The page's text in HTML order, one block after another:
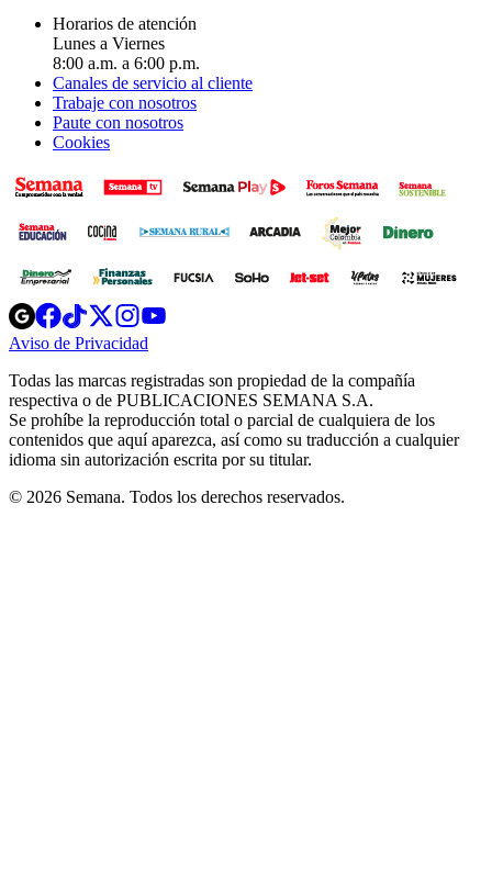
Horarios de atención
Lunes a Viernes
8:00 a.m. a 6:00 p.m.
Canales de servicio al cliente
Trabaje con nosotros
Paute con nosotros
Cookies
Opens
in
new
Opens
in
new
Opens
in
new
window
Opens
new
windowwindow
Aviso de Privacidad
new
window
Todas las marcas registradas son propiedad de la compañía
respectiva o de PUBLICACIONES SEMANA S.A.
Se prohíbe la reproducción total o parcial de cualquiera de los
contenidos que aquí aparezca, así como su traducción a cualquier
idioma sin autorización escrita por su titular.
© 2026 Semana. Todos los derechos reservados.